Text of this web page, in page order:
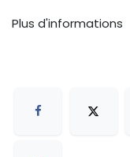
Plus d'informations